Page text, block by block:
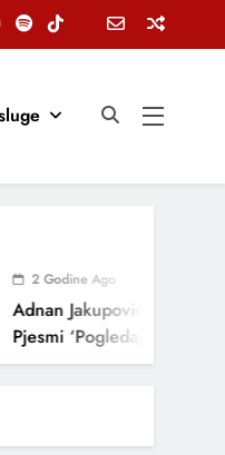
2 Godine Ago
Adnan Jakupović Donosi
Pjesmi ‘Pogledaj Me’